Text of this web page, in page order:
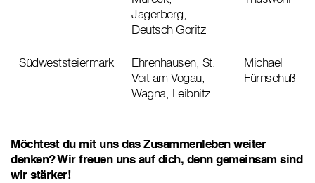
Jagerberg,
Deutsch Goritz
Südweststeiermark
Ehrenhausen, St.
Veit am Vogau,
Wagna, Leibnitz
Michael
Fürnschuß
Möchtest du mit uns das Zusammenleben weiter
denken? Wir freuen uns auf dich, denn gemeinsam sind
wir stärker!